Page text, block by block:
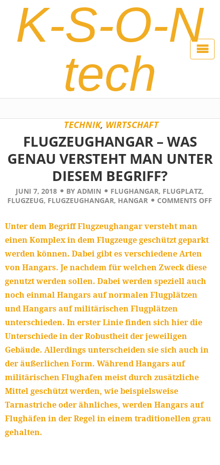
K-S-O-N
tech
TECHNIK, WIRTSCHAFT
FLUGZEUGHANGAR – WAS
GENAU VERSTEHT MAN UNTER
DIESEM BEGRIFF?
JUNI 7, 2018 BYADMIN FLUGHANGAR, FLUGPLATZ,
FLUGZEUG, FLUGZEUGHANGAR, HANGAR COMMENTS OFF
Unter dem Begriff Flugzeughangar versteht man
einen Komplex in dem Flugzeuge geschützt geparkt
werden können. Dabei gibt es verschiedene Arten
von Hangars. Je nachdem für welchen Zweck diese
genutzt werden sollen. Dabei werden speziell auch
noch einmal Hangars auf normalen Flugplätzen
und Hangars auf militärischen Flugplätzen
unterschieden. In erster Linie finden sich hier die
Unterschiede in der Robustheit der jeweiligen
Gebäude. Allerdings unterscheiden sie sich auch in
der äußerlichen Form. Während Hangars auf
militärischen Flughafen meist durch zusätzliche
Mittel geschützt werden, wie beispielsweise
Tarnastriche oder ähnliches, werden Hangars auf
Flughäfen in der Regel in einem traditionellen grau
gehalten.